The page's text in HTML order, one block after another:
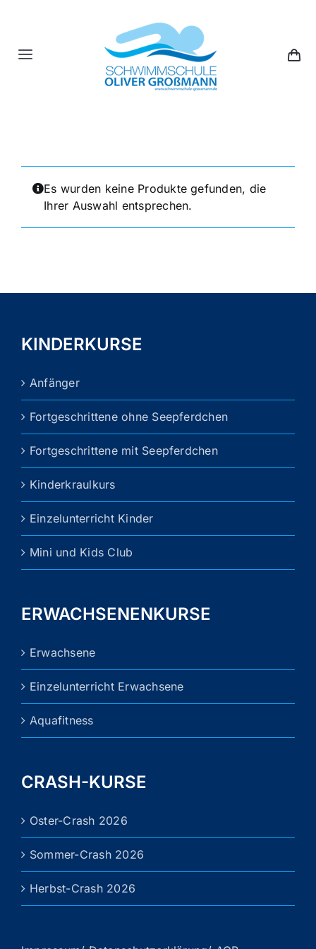
content
Toggle
Navigation
Gutscheine
Vertrag widerrufen
Es wurden keine Produkte gefunden, die
Ihrer Auswahl entsprechen.
KINDERKURSE
Anfänger
Fortgeschrittene ohne Seepferdchen
Fortgeschrittene mit Seepferdchen
Kinderkraulkurs
Einzelunterricht Kinder
Mini und Kids Club
ERWACHSENENKURSE
Erwachsene
Einzelunterricht Erwachsene
Aquafitness
CRASH-KURSE
Oster-Crash 2026
Sommer-Crash 2026
Herbst-Crash 2026